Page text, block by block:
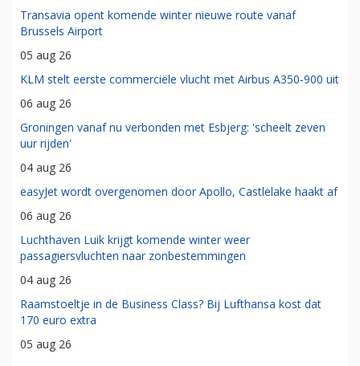
Transavia opent komende winter nieuwe route vanaf
Brussels Airport
05 aug 26
KLM stelt eerste commerciële vlucht met Airbus A350-900 uit
06 aug 26
Groningen vanaf nu verbonden met Esbjerg: 'scheelt zeven
uur rijden'
04 aug 26
easyJet wordt overgenomen door Apollo, Castlelake haakt af
06 aug 26
Luchthaven Luik krijgt komende winter weer
passagiersvluchten naar zonbestemmingen
04 aug 26
Raamstoeltje in de Business Class? Bij Lufthansa kost dat
170 euro extra
05 aug 26